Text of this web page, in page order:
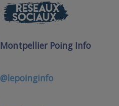
RÉSEAUX
SOCIAUX
Montpellier Poing Info
@lepoinginfo